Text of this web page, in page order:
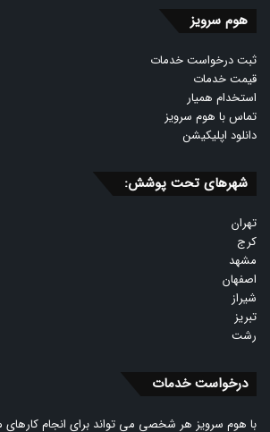
هوم سرویز
ثبت درخواست خدمات
قیمت خدمات
استخدام همیار
تماس با هوم سرویز
دانلود اپلیکیشن
شهرهای تحت پوشش:
تهران
کرج
مشهد
اصفهان
شیراز
تبریز
رشت
درخواست خدمات
با هوم سرویز هر شخصی می تواند برای انجام کارهای